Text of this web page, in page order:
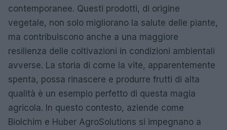
contemporanee. Questi prodotti, di origine
vegetale, non solo migliorano la salute delle piante,
ma contribuiscono anche a una maggiore
resilienza delle coltivazioni in condizioni ambientali
avverse. La storia di come la vite, apparentemente
spenta, possa rinascere e produrre frutti di alta
qualità è un esempio perfetto di questa magia
agricola. In questo contesto, aziende come
Biolchim e Huber AgroSolutions si impegnano a